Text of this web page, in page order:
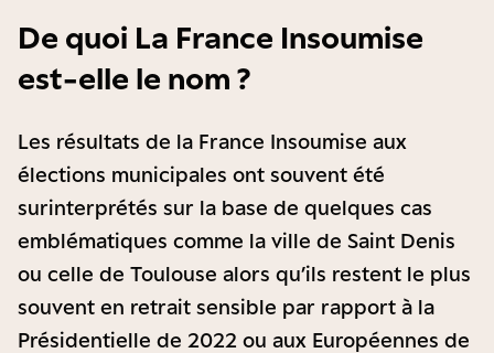
De quoi La France Insoumise
est-elle le nom ?
Les résultats de la France Insoumise aux
élections municipales ont souvent été
surinterprétés sur la base de quelques cas
emblématiques comme la ville de Saint Denis
ou celle de Toulouse alors qu’ils restent le plus
souvent en retrait sensible par rapport à la
Présidentielle de 2022 ou aux Européennes de